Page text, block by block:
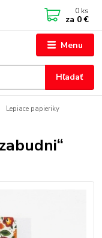
Menu
Hľadať
0 ks
za 0 €
Lepiace papieriky